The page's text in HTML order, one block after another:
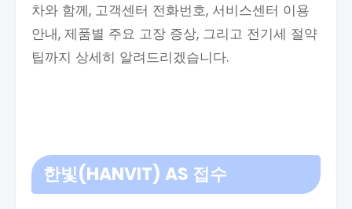
차와 함께, 고객센터 전화번호, 서비스센터 이용
안내, 제품별 주요 고장 증상, 그리고 전기세 절약
팁까지 상세히 알려드리겠습니다.
한빛(HANVIT) AS 접수